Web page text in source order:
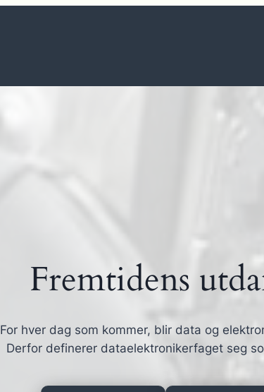
Fremtidens
For hver dag som kommer, blir data og
Derfor definerer dataelektronikerfaget seg